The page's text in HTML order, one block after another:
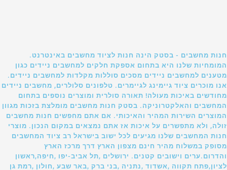
חנות מחשבים - בסטק הינה חנות לציוד מחשבים באינטרנט.
המומחיות שלנו היא בתחום אספקת חלקים למחשבים ניידים כגון
מטענים למחשבים ניידים מסכים סוללות מקלדות למחשבים ניידים.
אנו מוכרים ציוד גיימינג לגיימרים. טלפונים סלולרים, מחשבים ניידים
מחודשים באיכות מעולה! תאורה סולרית ומוצרים נוספים בתחום
המחשבים והאלקטרוניקה. בסטק חנות מחשבים מומלצת בזכות מגוון
המוצרים השירות המהיר והאיכותי. אם אתם מחפשים חנות מחשבים
זולה, ולא מתפשרים על איכות אז אתם נמצאים במקום הנכון. מוצרי
חנות המחשבים שלנו מגיעים לכל ישוב בישראל רב ציוד המחשבים
מסופק במשלוח מהיר חינם מצפון הארץ דרך מרכז הארץ
והדרום.ערים וישובים קטנים. ירושלים ,תל אביב-יפו ,חיפה,ראשון
לציון,פתח תקווה ,אשדוד ,נתניה ,בני ברק ,באר שבע ,חולון ,רמת גן